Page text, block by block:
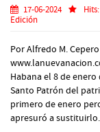
17-06-2024 Hits:
Edición
Por Alfredo M.
Habana el 8 de
Santo Patrón del
primero de enero
apresuró a